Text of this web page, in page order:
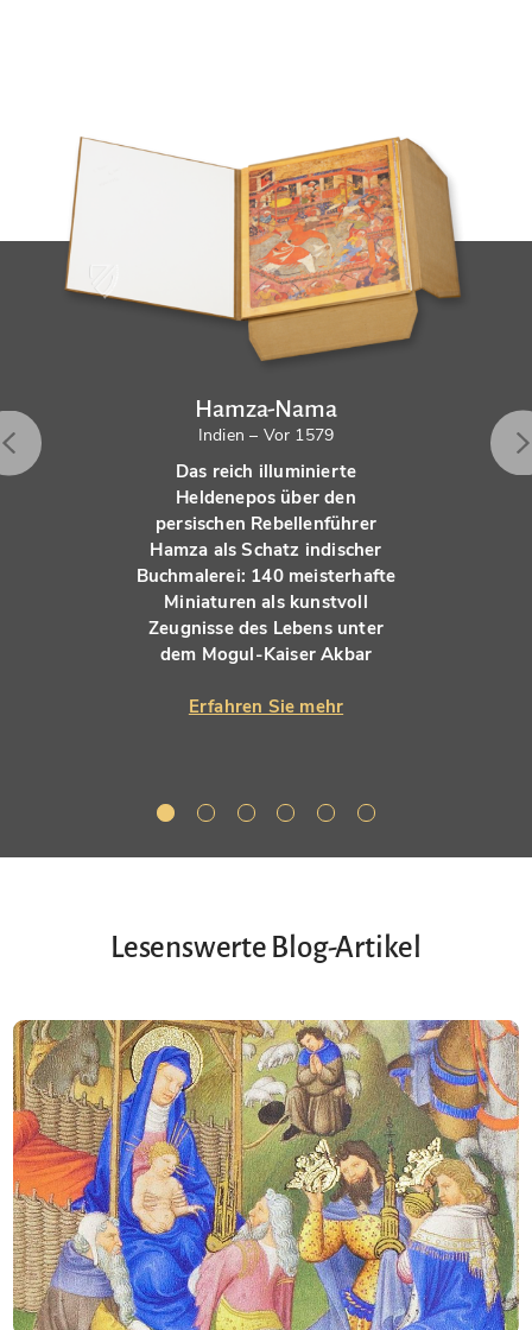
Hamza-Nama
Indien – Vor 1579
Das reich illuminierte
Heldenepos über den
persischen Rebellenführer
Hamza als Schatz indischer
Buchmalerei: 140 meisterhafte
Miniaturen als kunstvoll
Zeugnisse des Lebens unter
dem Mogul-Kaiser Akbar
Erfahren Sie mehr
Lesenswerte Blog-Artikel